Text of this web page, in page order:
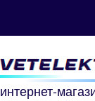
интернет-